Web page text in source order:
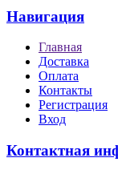
Навигация
Главная
Доставка
Оплата
Контакты
Регистрация
Вход
Контактная